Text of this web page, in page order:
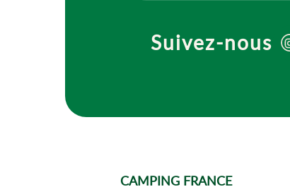
Suivez-nous
CAMPING FRANCE